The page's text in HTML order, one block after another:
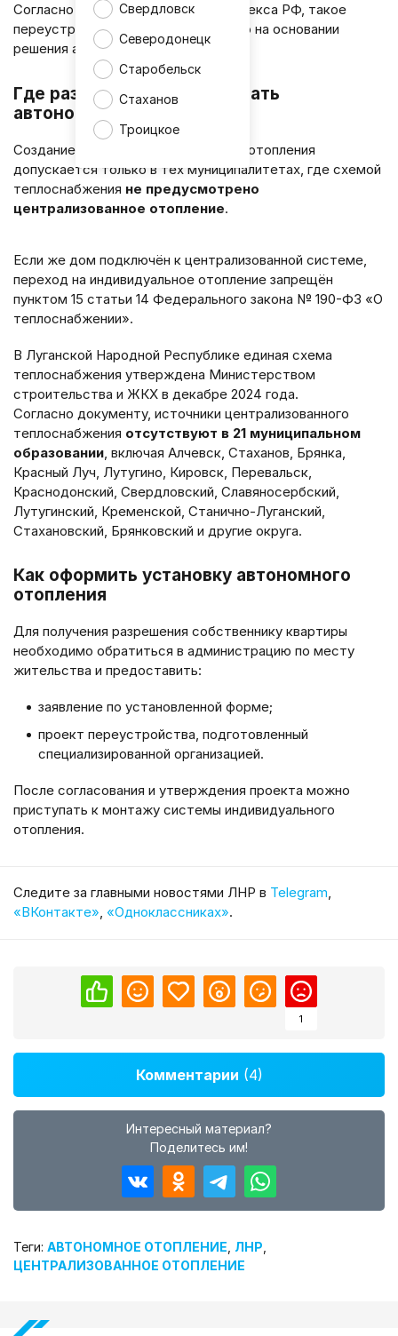
Свердловск
Северодонецк
Старобельск
Стаханов
Троицкое
Согласно статье 26 Жилищного кодекса РФ, такое
переустройство проводится только на основании
решения администрации.
Где разрешено устанавливать
автономное отопление
Создание индивидуальной системы отопления
допускается только в тех муниципалитетах, где схемой
теплоснабжения не предусмотрено
централизованное отопление.
Если же дом подключён к централизованной системе,
переход на индивидуальное отопление запрещён
пунктом 15 статьи 14 Федерального закона № 190-ФЗ «О
теплоснабжении».
В Луганской Народной Республике единая схема
теплоснабжения утверждена Министерством
строительства и ЖКХ в декабре 2024 года.
Согласно документу, источники централизованного
теплоснабжения отсутствуют в 21 муниципальном
образовании , включая Алчевск, Стаханов, Брянка,
Красный Луч, Лутугино, Кировск, Перевальск,
Краснодонский, Свердловский, Славяносербский,
Лутугинский, Кременской, Станично-Луганский,
Стахановский, Брянковский и другие округа.
Как оформить установку автономного
отопления
Для получения разрешения собственнику квартиры
необходимо обратиться в администрацию по месту
жительства и предоставить:
заявление по установленной форме;
проект переустройства, подготовленный
специализированной организацией.
После согласования и утверждения проекта можно
приступать к монтажу системы индивидуального
отопления.
Cледите за главными новостями ЛНР в Telegram,
«ВКонтакте», «Одноклассниках».
1
Комментарии (4)
Интересный материал?
Поделитесь им!
Теги: АВТОНОМНОЕ ОТОПЛЕНИЕ ЛНР
ЦЕНТРАЛИЗОВАННОЕ ОТОПЛЕНИЕ